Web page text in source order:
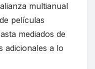
multianual
películas
mediados de
adicionales a lo